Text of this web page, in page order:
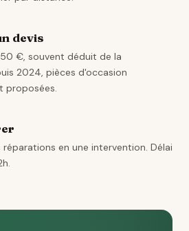
devis
€, souvent déduit de la
2024, pièces d'occasion
proposées.
en une intervention. Délai